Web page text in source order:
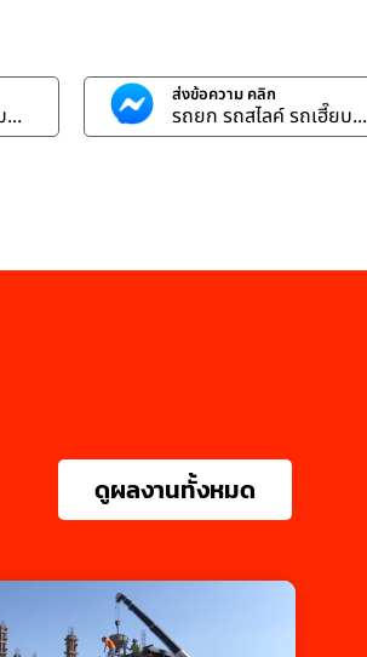
ส่งข้อความ คลิก
รถยก รถสไลค์ รถเฮี๊ยบ...
ดูผลงานทั้งหมด